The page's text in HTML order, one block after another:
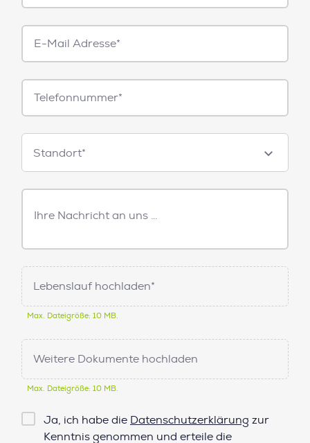
E-
Mail*
Telefonnummer
Standorte
Standort*
Freitext
Nachricht
Lebenslauf hochladen*
Max. Dateigröße: 10 MB.
Weitere Dokumente hochladen
Max. Dateigröße: 10 MB.
Checkbox
Datenschutz*
Ja, ich habe die Datenschutzerklärung zur
Kenntnis genommen und erteile die